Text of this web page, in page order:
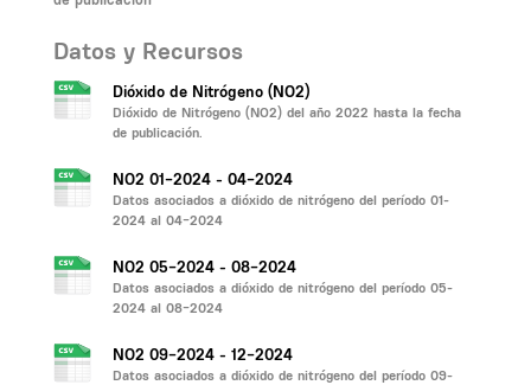
Datos y Recursos
Dióxido de Nitrógeno (NO2)
Dióxido de Nitrógeno (NO2) del año 2022 hasta la fecha
de publicación.
NO2 01-2024 - 04-2024
Datos asociados a dióxido de nitrógeno del período 01-
2024 al 04-2024
NO2 05-2024 - 08-2024
Datos asociados a dióxido de nitrógeno del período 05-
2024 al 08-2024
NO2 09-2024 - 12-2024
Datos asociados a dióxido de nitrógeno del período 09-